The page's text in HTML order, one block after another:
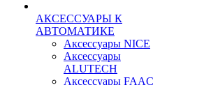
АКСЕССУАРЫ К
АВТОМАТИКЕ
Аксессуары NICE
Аксессуары
ALUTECH
Аксессуары FAAC